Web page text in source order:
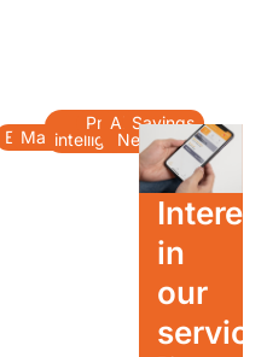
Energy
Maintenance
Data
intelligence
Productivity
About
Neo
Savings
in
our